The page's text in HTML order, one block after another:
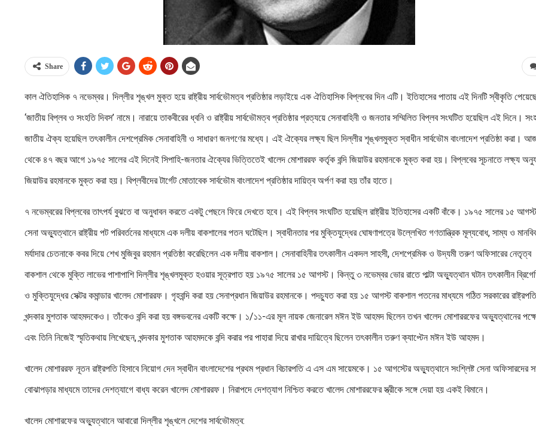
Share
কাল ঐতিহাসিক ৭ নভেম্বর। দিল্লীর শৃঙ্খল মুক্ত হয়ে রাষ্ট্রীয় সার্বভৌমত্ব প্রতিষ্ঠার লড়াইয়ে এক ঐতিহাসিক বিপ্লবের দিন এটি। ইতিহাসের পাতায় এই দিনটি স্বীকৃতি
‘জাতীয় বিপ্লব ও সংহতি দিবস’ নামে। নারায়ে তাকবীরের ধ্বনি ও রাষ্ট্রীয় সার্বভৌমত্ব প্রতিষ্ঠার প্রত্যয়ে সেনাবাহিনী ও জনতার সম্মিলিত বিপ্লব সংঘটিত হয়েছিল এই দিনে।
জাতীয় ঐক্য হয়েছিল তৎকালীন দেশপ্রেমিক সেনাবাহিনী ও সাধারণ জনগণের মধ্যে। এই ঐক্যের লক্ষ্য ছিল দিল্লীর শৃঙ্খলমুক্ত স্বাধীন সার্বভৌম বাংলাদেশ প্রতিষ্ঠা করা।
থেকে ৪৭ বছর আগে ১৯৭৫ সালের এই দিনেই সিপাহি-জনতার ঐক্যের ভিত্তিতেই খালেদ মোশাররফ কর্তৃক বন্দি জিয়াউর রহমানকে মুক্ত করা হয়। বিপ্লবের সূচনাতে লক্ষ্য
জিয়াউর রহমানকে মুক্ত করা হয়। বিপ্লবীদের টার্গেট মোতাবেক সার্বভৌম বাংলাদেশ প্রতিষ্ঠার দায়িত্ব অর্পণ করা হয় তাঁর হাতে।
৭ নভেম্বরের বিপ্লবের তাৎপর্য বুঝতে বা অনুধাবন করতে একটু পেছনে ফিরে দেখতে হবে। এই বিপ্লব সংঘটিত হয়েছিল রাষ্ট্রীয় ইতিহাসের একটি বাঁকে। ১৯৭৫ সালের ১৫
সেনা অভ্যুত্থানে রাষ্ট্রীয় পট পরিবর্তনের মাধ্যমে এক দলীয় বাকশালের পতন ঘটেছিল। স্বাধীনতার পর মুক্তিযুদ্ধের ঘোষণাপত্রে উল্লেখিত গণতান্ত্রিক মূল্যবোধ, সাম্য ও
মর্যাদার চেতনাকে কবর দিয়ে শেখ মুজিবুর রহমান প্রতিষ্ঠা করেছিলেন এক দলীয় বাকশাল। সেনাবাহিনীর তৎকালীন একদল সাহসী, দেশপ্রেমিক ও উদ্যমী তরুণ অফিসারের নেতৃত্ব
বাকশাল থেকে মুক্তি লাভের পাশাপাশি দিল্লীর শৃঙ্খলমুক্ত হওয়ার সূত্রপাত হয় ১৯৭৫ সালের ১৫ আগস্ট। কিন্তু ৩ নভেম্বর ভোর রাতে পাল্টা অভ্যুত্থান ঘটান তৎকালীন
ও মুক্তিযুদ্ধের সেক্টর কমান্ডার খালেদ মোশাররফ। গৃহবন্দি করা হয় সেনাপ্রধান জিয়াউর রহমানকে। পদচ্যুত করা হয় ১৫ আগস্ট বাকশাল পতনের মাধ্যমে গঠিত সরকারের রাষ্ট্রপতি
খন্দকার মুশতাক আহমদকেও। তাঁকেও বন্দি করা হয় বঙ্গভবনের একটি কক্ষে। ১/১১-এর মূল নায়ক জেনারেল মঈন ইউ আহমদ ছিলেন তখন খালেদ মোশাররফের অভ্যুত্থানের
এবং তিনি নিজেই স্মৃতিকথায় লিখেছেন, খন্দকার মুশতাক আহমদকে বন্দি করার পর পাহারা দিয়ে রাখার দায়িত্বে ছিলেন তৎকালীন তরুণ ক্যাপ্টেন মঈন ইউ আহমদ।
খালেদ মোশাররফ নূতন রাষ্ট্রপতি হিসাবে নিয়োগ দেন স্বাধীন বাংলাদেশের প্রথম প্রধান বিচারপতি এ এস এম সায়েমকে। ১৫ আগস্টের অভ্যুত্থানে সংশ্লিষ্ট সেনা অফিসারদের
বোঝাপড়ার মাধ্যমে তাদের দেশত্যাগে বাধ্য করেন খালেদ মোশাররফ। নিরাপদে দেশত্যাগ নিশ্চিত করতে খালেদ মোশাররফের স্ত্রীকে সঙ্গে দেয়া হয় একই বিমানে।
খালেদ মোশারফের অভ্যুত্থানে আবারো দিল্লীর শৃঙ্খলে দেশের সার্বভৌমত্ব: